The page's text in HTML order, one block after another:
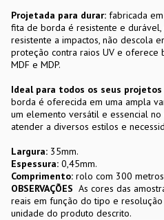
Projetada para durar: fabricada
fita de borda é resistente e durável,
resistente a impactos, não descola
proteção contra raios UV e oferece
MDF e MDP.
Ideal para todos os seus
borda é oferecida em uma ampla
um elemento versátil e essencial
atender a diversos estilos e
Largura: 35mm.
Espessura: 0,45mm.
Comprimento: rolo com 300
OBSERVAÇÕES As cores das
reais em função do tipo e
unidade do produto descrito.